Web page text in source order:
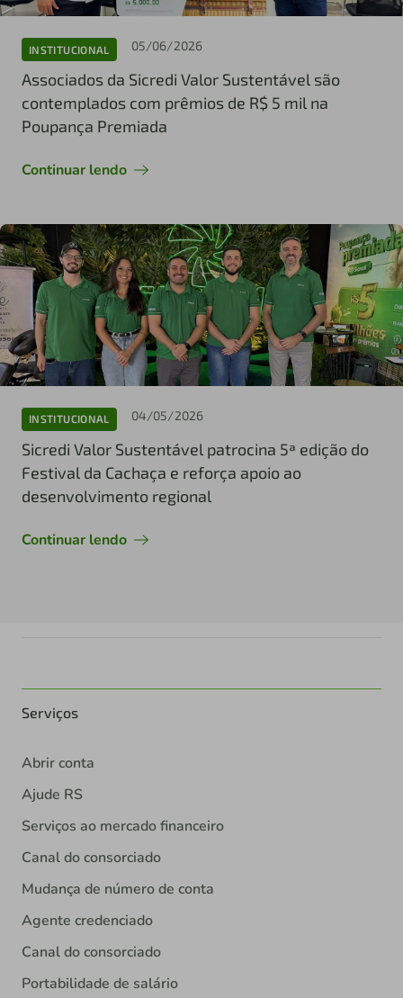
INSTITUCIONAL 05/06/2026
Associados da Sicredi Valor Sustentável são
contemplados com prêmios de R$ 5 mil na
Poupança Premiada
Continuar lendo
INSTITUCIONAL 04/05/2026
Sicredi Valor Sustentável patrocina 5ª edição do
Festival da Cachaça e reforça apoio ao
desenvolvimento regional
Continuar lendo
Serviços
Abrir conta
Ajude RS
Serviços ao mercado financeiro
Canal do consorciado
Mudança de número de conta
Agente credenciado
Canal do consorciado
Portabilidade de salário